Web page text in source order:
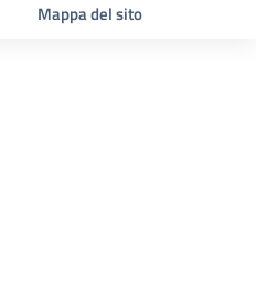
Mappa del sito